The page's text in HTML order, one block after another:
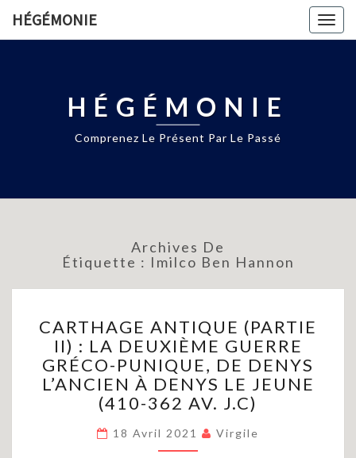
HÉGÉMONIE
HÉGÉMONIE
Comprenez Le Présent Par Le Passé
Archives De
Étiquette : Imilco Ben Hannon
ANTIQUE
(PARTIE
II)
:
LA
DEUXIÈME
GUERRE
GRÉCO-
CARTHAGE ANTIQUE (PARTIE
II) : LA DEUXIÈME GUERRE
GRÉCO-PUNIQUE, DE DENYS
L’ANCIEN À DENYS LE JEUNE
(410-362 AV. J.C)
18 Avril 2021 Virgile